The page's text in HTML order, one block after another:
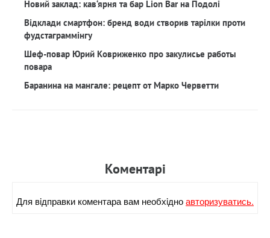
Новий заклад: кав‘ярня та бар Lion Bar на Подолі
Відклади смартфон: бренд води створив тарілки проти
фудстаграммінгу
Шеф-повар Юрий Ковриженко про закулисье работы
повара
Баранина на мангале: рецепт от Марко Черветти
Коментарi
Для вiдправки коментара вам необхiдноавторизуватись.